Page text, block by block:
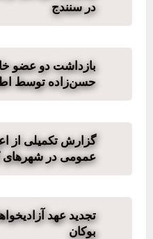
در سنندج
بازداشت دو عضو
حسن‌زاده توسط
گزارش تکمیلی از
عمومی در شهرهای
تجدید عهد
بوکان